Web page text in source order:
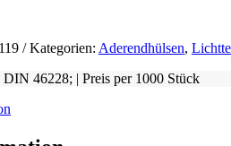
Kategorien: Aderendhülsen,
46228; | Preis per 1000 Stück